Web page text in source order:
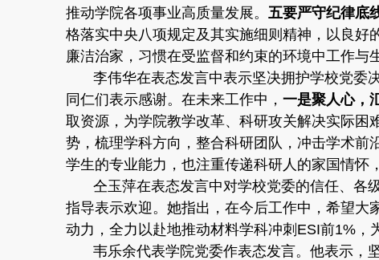
推动学院各项事业高质量发展。 五要严守纪律底
格落实中央八项规定及其实施细则精神，以良
廉洁治家，习惯在受监督和约束的环境中工作与
李伟华在表态发言中表示坚决拥护学校党委
同仁们表示感谢。在未来工作中， 一是聚人心，
取资源，为学院教学改革、科研攻关解决实际困
势，梳理学科方向，整合科研团队，冲击学术前
学生的专业能力，也注重传递科研人的家国情怀
仝玉萍在表态发言中对学校党委的信任、各
指导表示欢迎。她指出，在今后工作中，希望
动力，全力以赴地推动材料学科冲刺ESI前1%，
韦乐余代表学院党委作表态发言。他表示，